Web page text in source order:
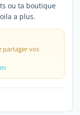
ou ta boutique
a plus.
partager vos